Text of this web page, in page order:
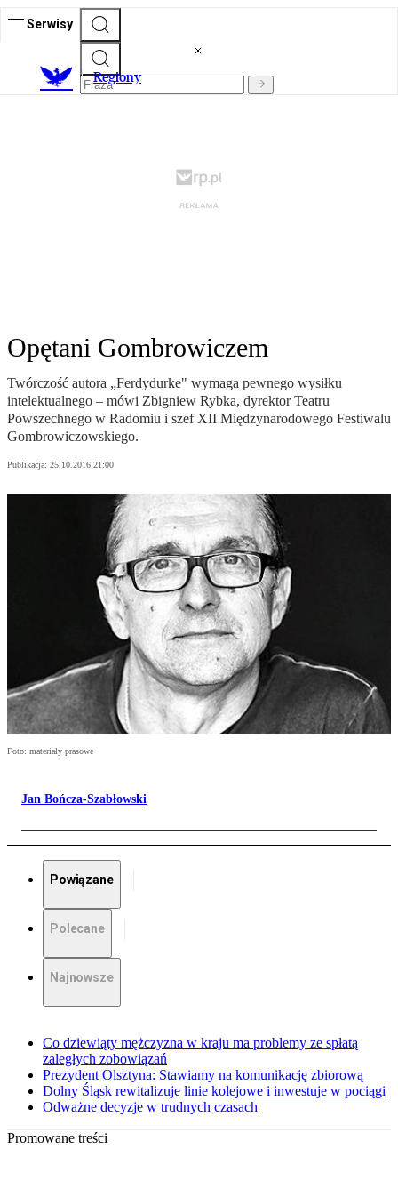
Serwisy
Regiony
Opętani Gombrowiczem
Twórczość autora „Ferdydurke" wymaga pewnego wysiłku
intelektualnego – mówi Zbigniew Rybka, dyrektor Teatru
Powszechnego w Radomiu i szef XII Międzynarodowego Festiwalu
Gombrowiczowskiego.
Publikacja: 25.10.2016 21:00
Foto: materiały prasowe
Jan Bończa-Szabłowski
Powiązane
Polecane
Najnowsze
Co dziewiąty mężczyzna w kraju ma problemy ze spłatą
zaległych zobowiązań
Prezydent Olsztyna: Stawiamy na komunikację zbiorową
Dolny Śląsk rewitalizuje linie kolejowe i inwestuje w pociągi
Odważne decyzje w trudnych czasach
Promowane treści